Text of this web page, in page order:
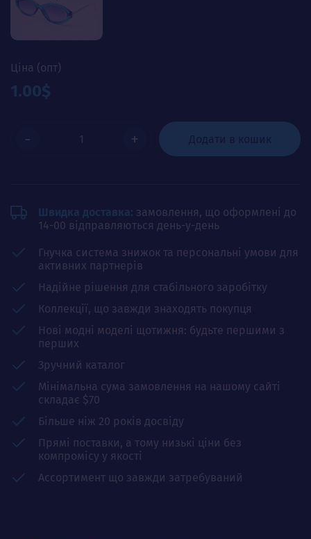
Ціна (опт)
1.00$
- + Додати в кошик
Швидка доставка: замовлення, що оформлені до
14-00 відправляються день-у-день
Гнучка система знижок та персональні умови для
активних партнерів
Надійне рішення для стабільного заробітку
Коллекції, що завжди знаходять покупця
Нові модні моделі щотижня: будьте першими з
перших
Зручний каталог
Мінімальна сума замовлення на нашому сайті
складає $70
Більше ніж 20 років досвіду
Прямі поставки, а тому низькі ціни без
компромісу у якості
Ассортимент що завжди затребуваний